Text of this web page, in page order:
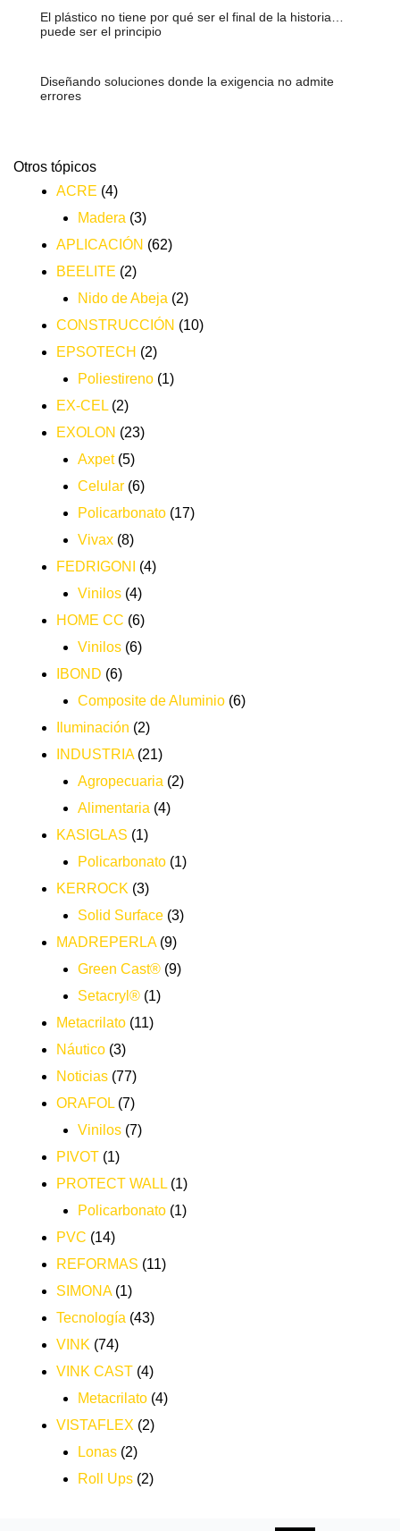
El plástico no tiene por qué ser el final de la historia…
puede ser el principio
Diseñando soluciones donde la exigencia no admite
errores
Otros tópicos
ACRE (4)
Madera (3)
APLICACIÓN (62)
BEELITE (2)
Nido de Abeja (2)
CONSTRUCCIÓN (10)
EPSOTECH (2)
Poliestireno (1)
EX-CEL(2)
EXOLON (23)
Axpet(5)
Celular (6)
Policarbonato (17)
Vivax (8)
FEDRIGONI
(4)
Vinilos (4)
HOME CC (6)
Vinilos (6)
IBOND (6)
Composite de Aluminio (6)
Iluminación (2)
INDUSTRIA(21)
Agropecuaria (2)
Alimentaria (4)
KASIGLAS (1)
Policarbonato (1)
KERROCK (3)
Solid Surface (3)
MADREPERLA(9)
Green Cast® (9)
Setacryl® (1)
Metacrilato (11)
Náutico (3)
Noticias (77)
ORAFOL(7)
Vinilos (7)
PIVOT (1)
PROTECT WALL(1)
Policarbonato (1)
PVC (14)
REFORMAS (11)
SIMONA(1)
Tecnología (43)
VINK (74)
VINK CAST (4)
Metacrilato (4)
VISTAFLEX (2)
Lonas (2)
Roll Ups (2)